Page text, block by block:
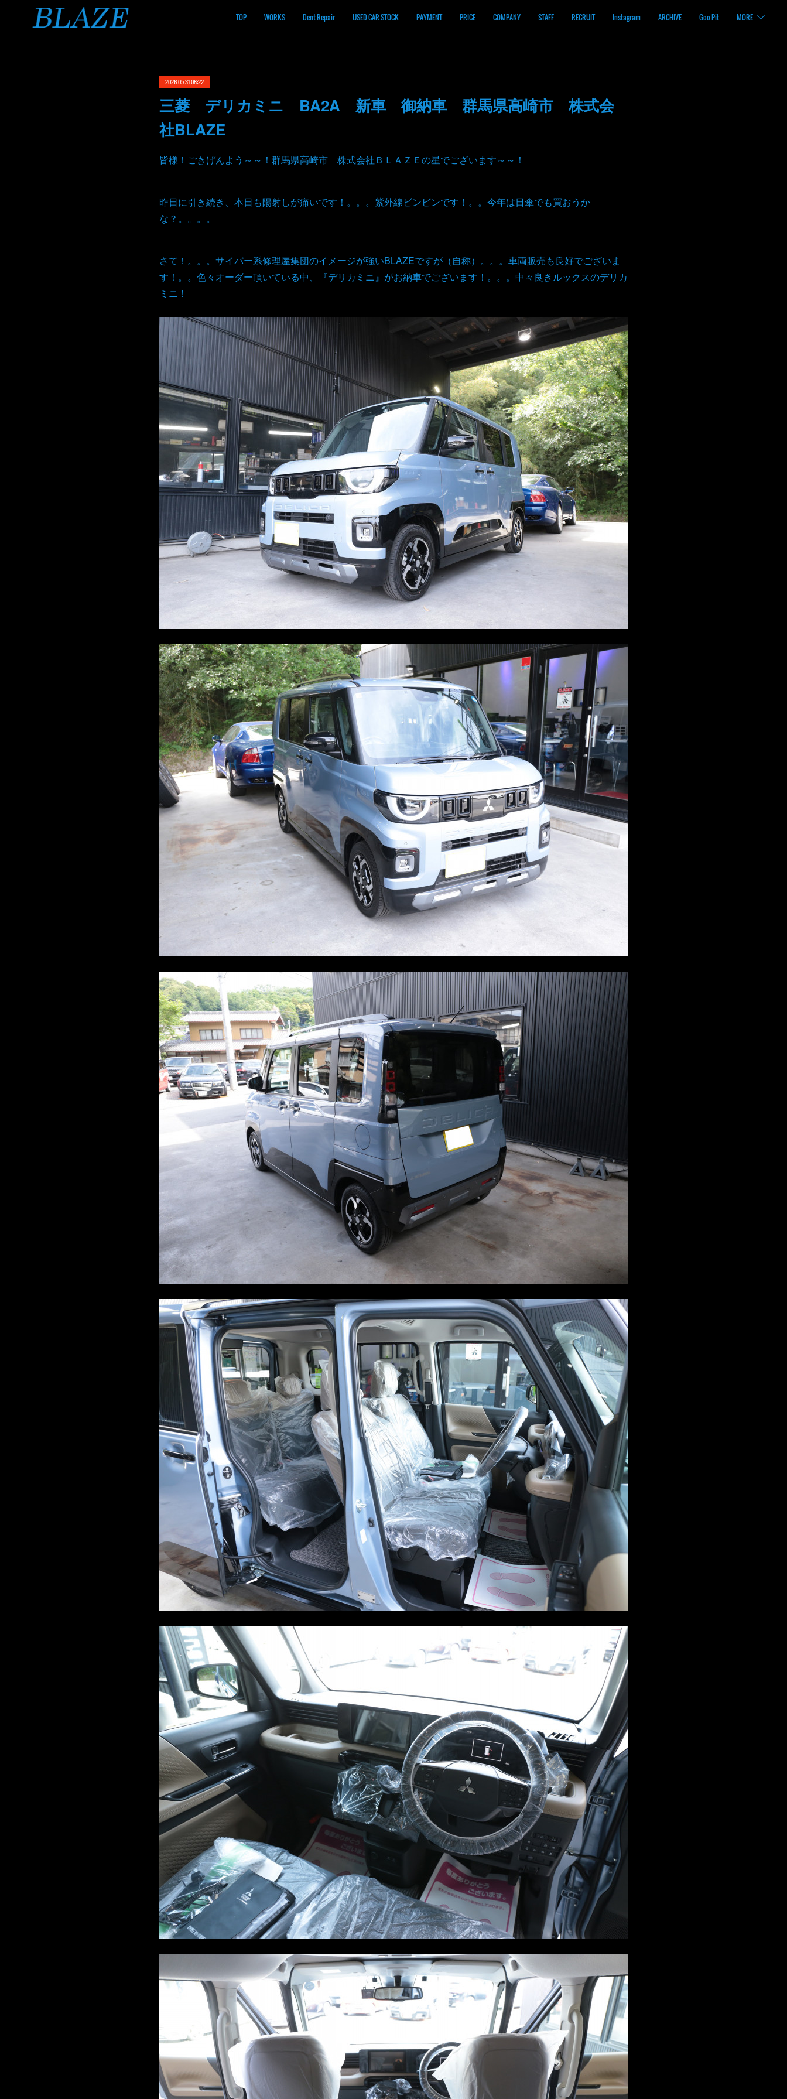
TOP WORKS Dent Repair USED CAR STOCK PAYMENT PRICE COMPANY STAFF RECRUIT Instagram ARCHIVE Goo Pit MORE
2026.05.31 08:22
三菱 デリカミニ BA2A 新車 御納車 群馬県高崎市 株式会
社BLAZE
皆様！ごきげんよう～～！群馬県高崎市 株式会社ＢＬＡＺＥの星でございます～～！
昨日に引き続き、本日も陽射しが痛いです！。。。紫外線ビンビンです！。。今年は日傘でも買おうか
な？。。。。
さて！。。。サイバー系修理屋集団のイメージが強いBLAZEですが（自称）。。。車両販売も良好でございま
す！。。色々オーダー頂いている中、『デリカミニ』がお納車でございます！。。。中々良きルックスのデリカ
ミニ！